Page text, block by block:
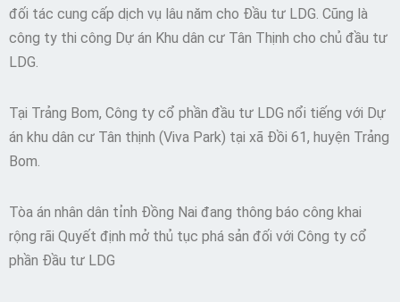
đối tác cung cấp dịch vụ lâu năm cho Đầu tư LDG. Cũng là
công ty thi công Dự án Khu dân cư Tân Thịnh cho chủ đầu tư
LDG.
Tại Trảng Bom, Công ty cổ phần đầu tư LDG nổi tiếng với Dự
án khu dân cư Tân thịnh (Viva Park) tại xã Đồi 61, huyện Trảng
Bom.
Tòa án nhân dân tỉnh Đồng Nai đang thông báo công khai
rộng rãi Quyết định mở thủ tục phá sản đối với Công ty cổ
phần Đầu tư LDG